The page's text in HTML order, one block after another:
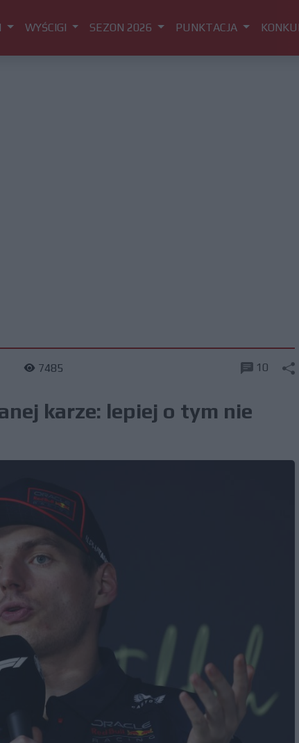
WYŚCIGI SEZON 2026 PUNKTACJA
7485 10
karze: lepiej o tym nie